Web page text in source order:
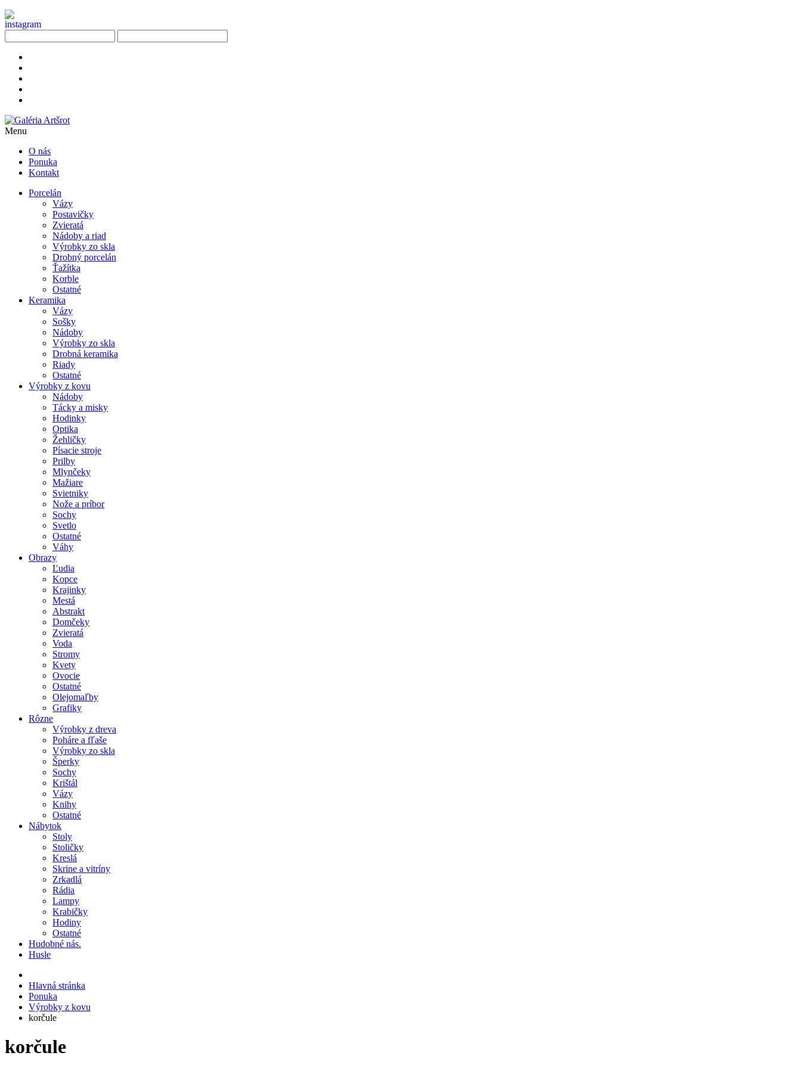
Menu
O nás
Ponuka
Kontakt
Porcelán
Vázy
Postavičky
Zvieratá
Nádoby a riad
Výrobky zo skla
Drobný porcelán
Ťažítka
Korble
Ostatné
Keramika
Vázy
Sošky
Nádoby
Výrobky zo skla
Drobná keramika
Riady
Ostatné
Výrobky z kovu
Nádoby
Tácky a misky
Hodinky
Optika
Žehličky
Písacie stroje
Prilby
Mlynčeky
Mažiare
Svietniky
Nože a príbor
Sochy
Svetlo
Ostatné
Váhy
Obrazy
Ľudia
Kopce
Krajinky
Mestá
Abstrakt
Domčeky
Zvieratá
Voda
Stromy
Kvety
Ovocie
Ostatné
Olejomaľby
Grafiky
Rôzne
Výrobky z dreva
Poháre a fľaše
Výrobky zo skla
Šperky
Sochy
Krištál
Vázy
Knihy
Ostatné
Nábytok
Stoly
Stoličky
Kreslá
Skrine a vitríny
Zrkadlá
Rádia
Lampy
Krabičky
Hodiny
Ostatné
Hudobné nás.
Husle
Hlavná stránka
Ponuka
Výrobky z kovu
korčule
korčule